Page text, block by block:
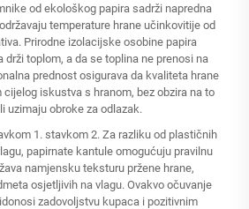
od ekološkog papira sadrži napredna
temperature hrane učinkovitije od
Prirodne izolacijske osobine papira
drži toplom, a da se toplina ne prenosi na
prednost osigurava da kvaliteta hrane
iskustva s hranom, bez obzira na to
uzimaju obroke za odlazak.
1. stavkom 2. Za razliku od plastičnih
papirnate kantule omogućuju pravilnu
namjensku teksturu pržene hrane,
osjetljivih na vlagu. Ovakvo očuvanje
zadovoljstvu kupaca i pozitivnim